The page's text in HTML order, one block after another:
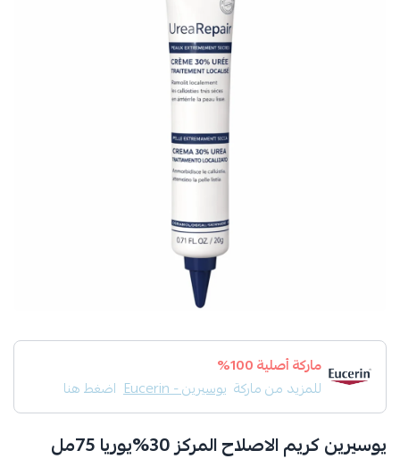
ماركة أصلية 100%
للمزيد من ماركة يوسيرين - Eucerin اضغط هنا
يوسيرين كريم الاصلاح المركز 30%يوريا 75مل